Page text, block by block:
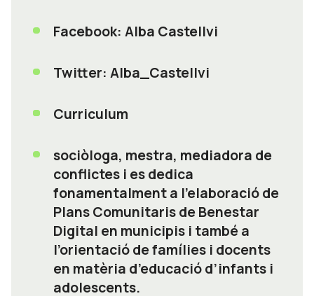
Facebook: Alba Castellvi
Twitter: Alba_Castellvi
Curriculum
sociòloga, mestra, mediadora de
conflictes i es dedica
fonamentalment a l’elaboració de
Plans Comunitaris de Benestar
Digital en municipis i també a
l’orientació de famílies i docents
en matèria d’educació d’infants i
adolescents.